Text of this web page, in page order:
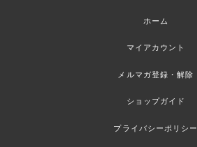
ホーム
マイアカウント
メルマガ登録・解除
ショップガイド
プライバシーポリシー